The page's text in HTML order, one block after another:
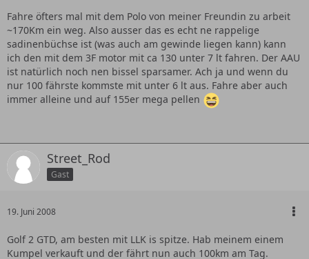
Fahre öfters mal mit dem Polo von meiner Freundin zu arbeit
~170Km ein weg. Also ausser das es echt ne rappelige
sadinenbüchse ist (was auch am gewinde liegen kann) kann
ich den mit dem 3F motor mit ca 130 unter 7 lt fahren. Der AAU
ist natürlich noch nen bissel sparsamer. Ach ja und wenn du
nur 100 fährste kommste mit unter 6 lt aus. Fahre aber auch
immer alleine und auf 155er mega pellen
Street_Rod
Gast
19. Juni 2008
Golf 2 GTD, am besten mit LLK is spitze. Hab meinem einem
Kumpel verkauft und der fährt nun auch 100km am Tag.